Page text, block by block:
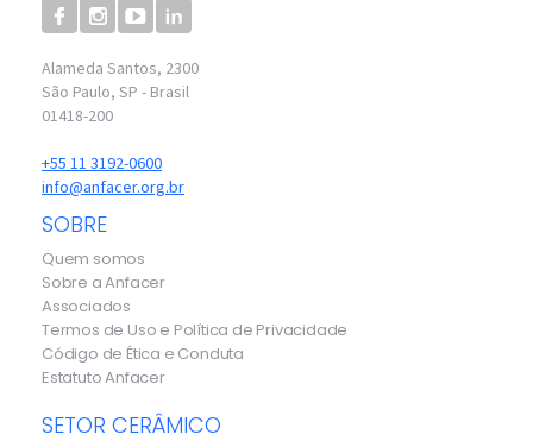
Alameda Santos, 2300
São Paulo, SP - Brasil
01418-200
+55 11 3192-0600
info@anfacer.org.br
SOBRE
Quem somos
Sobre a Anfacer
Associados
Termos de Uso e Política de Privacidade
Código de Ética e Conduta
Estatuto Anfacer
SETOR CERÂMICO